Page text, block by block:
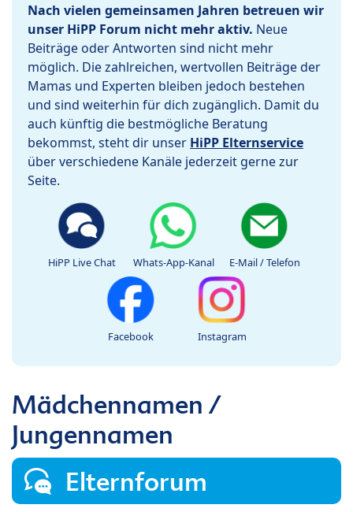
Nach vielen gemeinsamen Jahren betreuen wir
unser HiPP Forum nicht mehr aktiv. Neue
Beiträge oder Antworten sind nicht mehr
möglich. Die zahlreichen, wertvollen Beiträge der
Mamas und Experten bleiben jedoch bestehen
und sind weiterhin für dich zugänglich. Damit du
auch künftig die bestmögliche Beratung
bekommst, steht dir unser HiPP Elternservice
über verschiedene Kanäle jederzeit gerne zur
Seite.
HiPP Live Chat Whats-App-Kanal E-Mail / Telefon
Facebook Instagram
Mädchennamen /
Jungennamen
Elternforum